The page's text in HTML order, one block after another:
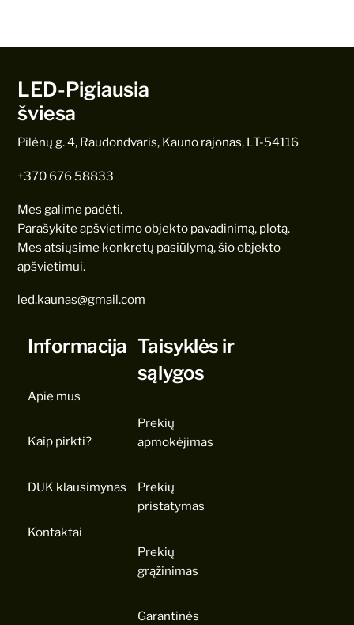
LED-Pigiausia
šviesa
Pilėnų g. 4, Raudondvaris, Kauno rajonas, LT-54116
+370 676 58833
Mes galime padėti.
Parašykite apšvietimo objekto pavadinimą, plotą.
Mes atsiųsime konkretų pasiūlymą, šio objekto
apšvietimui.
led.kaunas@gmail.com
Informacija
Apie mus
Kaip pirkti?
DUK klausimynas
Kontaktai
Taisyklės ir
sąlygos
Prekių
apmokėjimas
Prekių
pristatymas
Prekių
grąžinimas
Garantinės